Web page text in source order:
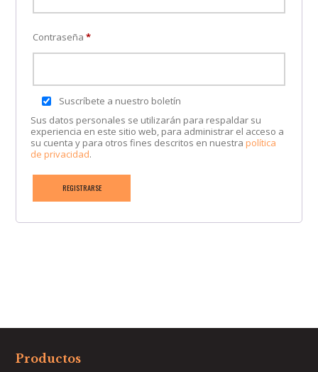
Contraseña*
Suscríbete a nuestro boletín
Sus datos personales se utilizarán para respaldar su
experiencia en este sitio web, para administrar el acceso a
su cuenta y para otros fines descritos en nuestrapolítica
de privacidad.
REGISTRARSE
Productos